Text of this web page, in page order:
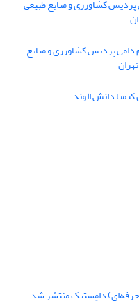
دامِستیک منتشر شد